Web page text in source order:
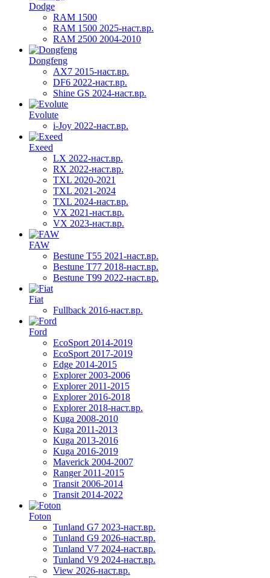
Dodge
RAM 1500
RAM 1500 2025-наст.вр.
RAM 2500 2004-2010
Dongfeng
AX7 2015-наст.вр.
DF6 2022-наст.вр.
Shine GS 2024-наст.вр.
Evolute
i-Joy 2022-наст.вр.
Exeed
LX 2022-наст.вр.
RX 2022-наст.вр.
TXL 2020-2021
TXL 2021-2024
TXL 2024-наст.вр.
VX 2021-наст.вр.
VX 2023-наст.вр.
FAW
Bestune T55 2021-наст.вр.
Bestune T77 2018-наст.вр.
Bestune T99 2022-наст.вр.
Fiat
Fullback 2016-наст.вр.
Ford
EcoSport 2014-2019
EcoSport 2017-2019
Edge 2014-2015
Explorer 2003-2006
Explorer 2011-2015
Explorer 2016-2018
Explorer 2018-наст.вр.
Kuga 2008-2010
Kuga 2011-2013
Kuga 2013-2016
Kuga 2016-2019
Maverick 2004-2007
Ranger 2011-2015
Transit 2006-2014
Transit 2014-2022
Foton
Tunland G7 2023-наст.вр.
Tunland G9 2026-наст.вр.
Tunland V7 2024-наст.вр.
Tunland V9 2024-наст.вр.
View 2026-наст.вр.